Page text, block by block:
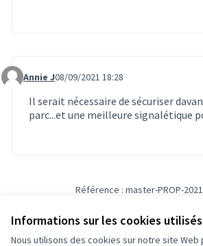
Informations sur les cookies
Nous utilisons des cookies sur notre site Web
Commentaire 1099
Annie J08/09/2021 18:28
Il serait nécessaire de sécuriser
parc...et une meilleure signalétique
Référence : master-PROP-
Conditions d'utilisation